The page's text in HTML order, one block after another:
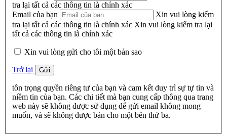
tra lại tất cả các thông tin là chính xác
Email của bạn
Xin vui lòng kiểm
tra lại tất cả các thông tin là chính xác Xin vui lòng kiểm tra lại
tất cả các thông tin là chính xác
Xin vui lòng gửi cho tôi một bản sao
Trở lại Gửi
tôn trọng quyền riêng tư của bạn và cam kết duy trì sự tự tin và
niềm tin của bạn. Các chi tiết mà bạn cung cấp thông qua trang
web này sẽ không được sử dụng để gửi email không mong
muốn, và sẽ không được bán cho một bên thứ ba.